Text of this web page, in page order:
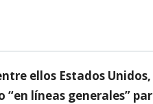
ellos Estados
líneas generales”